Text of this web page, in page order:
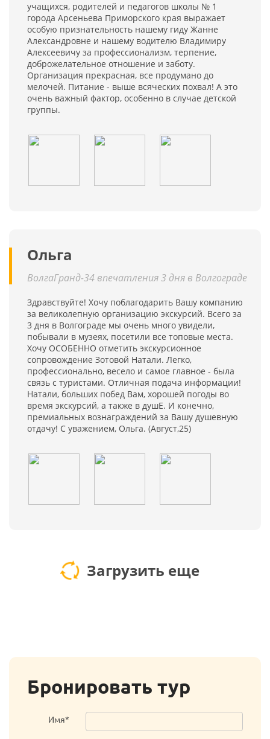
учащихся, родителей и педагогов школы № 1
города Арсеньева Приморского края выражает
особую признательность нашему гиду Жанне
Александровне и нашему водителю Владимиру
Алексеевичу за профессионализм, терпение,
доброжелательное отношение и заботу.
Организация прекрасная, все продумано до
мелочей. Питание - выше всяческих похвал! А это
очень важный фактор, особенно в случае детской
группы.
Ольга
ВолгаГранд-34 впечатления 3 дня в Волгограде
Здравствуйте! Хочу поблагодарить Вашу компанию
за великолепную организацию экскурсий. Всего за
3 дня в Волгограде мы очень много увидели,
побывали в музеях, посетили все топовые места.
Хочу ОСОБЕННО отметить экскурсионное
сопровождение Зотовой Натали. Легко,
профессионально, весело и самое главное - была
связь с туристами. Отличная подача информации!
Натали, больших побед Вам, хорошей погоды во
время экскурсий, а также в душЕ. И конечно,
премиальных вознаграждений за Вашу душевную
отдачу! С уважением, Ольга. (Август,25)
Загрузить еще
Бронировать тур
Имя*